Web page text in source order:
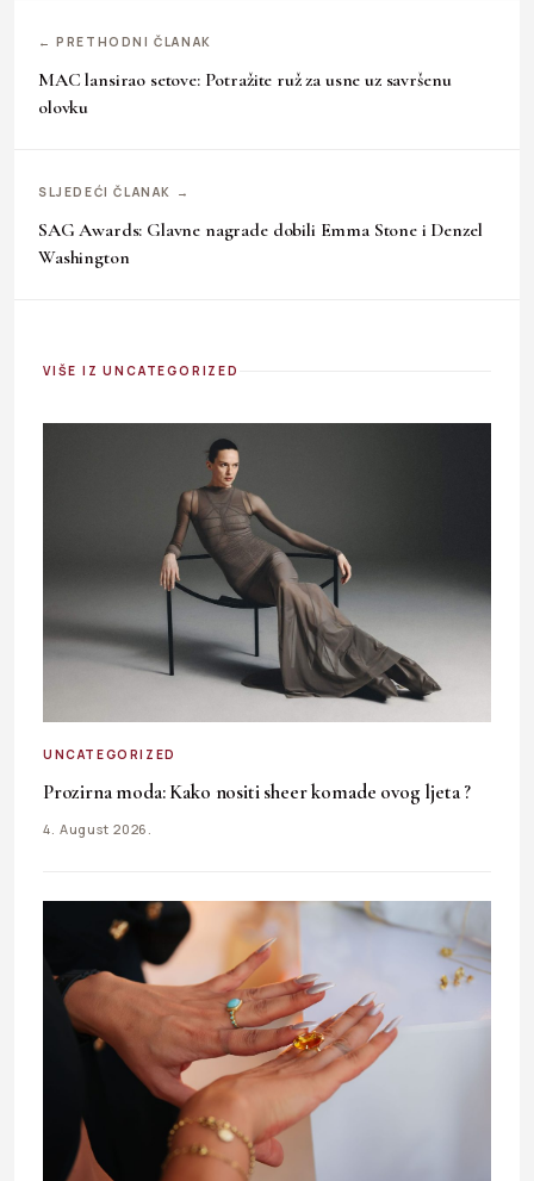
← PRETHODNI ČLANAK
MAC lansirao setove: Potražite ruž za usne uz savršenu
olovku
SLJEDEĆI ČLANAK →
SAG Awards: Glavne nagrade dobili Emma Stone i Denzel
Washington
VIŠE IZ UNCATEGORIZED
UNCATEGORIZED
Prozirna moda: Kako nositi sheer komade ovog ljeta ?
4. August 2026.